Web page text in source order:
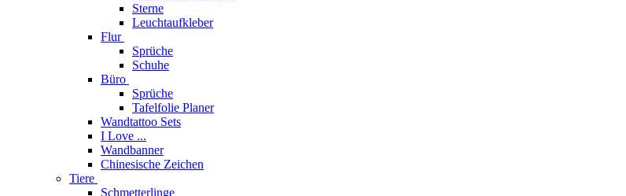
Sterne
Leuchtaufkleber
Flur
Sprüche
Schuhe
Büro
Sprüche
Tafelfolie Planer
Wandtattoo Sets
I Love ...
Wandbanner
Chinesische Zeichen
Tiere
Schmetterlinge